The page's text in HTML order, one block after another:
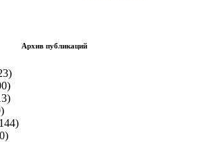
Архив публикаций